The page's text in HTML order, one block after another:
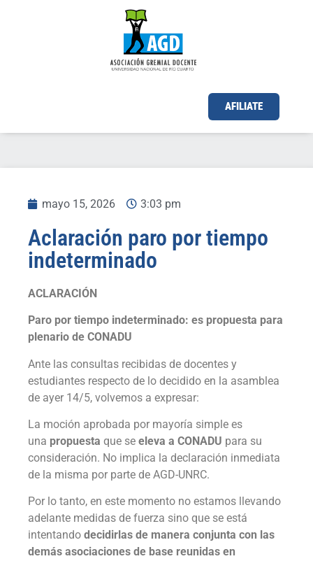
AFILIATE
mayo 15, 2026 3:03 pm
Aclaración paro por tiempo
indeterminado
ACLARACIÓN
Paro por tiempo indeterminado: es propuesta para
plenario de CONADU
Ante las consultas recibidas de docentes y
estudiantes respecto de lo decidido en la asamblea
de ayer 14/5, volvemos a expresar:
La moción aprobada por mayoría simple es
una propuesta que se eleva a CONADU para su
consideración. No implica la declaración inmediata
de la misma por parte de AGD-UNRC.
Por lo tanto, en este momento no estamos llevando
adelante medidas de fuerza sino que se está
intentando decidirlas de manera conjunta con las
demás asociaciones de base reunidas en